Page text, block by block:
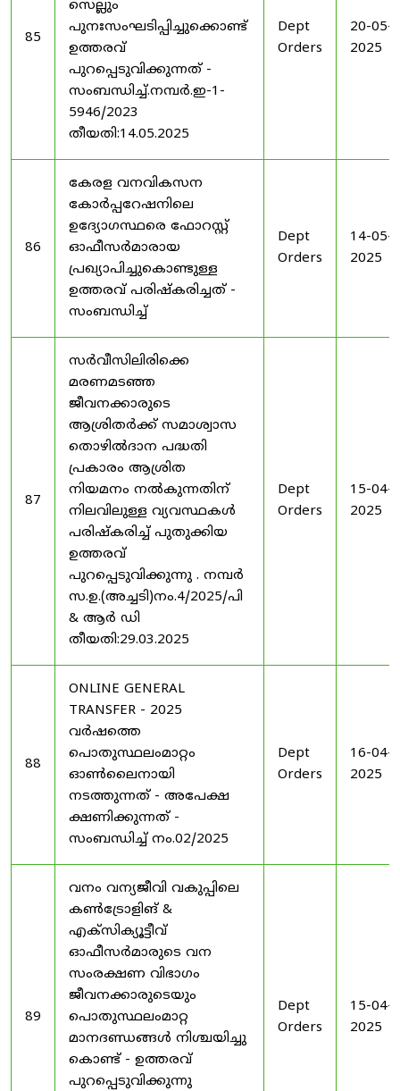
85
സെല്ലും
പുനഃസംഘടിപ്പിച്ചുക്കൊണ്ട്
ഉത്തരവ്
പുറപ്പെടുവിക്കുന്നത് -
സംബന്ധിച്ച്.നമ്പർ.ഇ-1-
5946/2023
തീയതി:14.05.2025
Dept
Orders
20-05-
2025
86
കേരള വനവികസന
കോർപ്പറേഷനിലെ
ഉദ്യോഗസ്ഥരെ ഫോറസ്റ്റ്
ഓഫീസർമാരായ
പ്രഖ്യാപിച്ചുകൊണ്ടുള്ള
ഉത്തരവ് പരിഷ്കരിച്ചത് -
സംബന്ധിച്ച്
Dept
Orders
14-05-
2025
87
സർവീസിലിരിക്കെ
മരണമടഞ്ഞ
ജീവനക്കാരുടെ
ആശ്രിതർക്ക് സമാശ്വാസ
തൊഴിൽദാന പദ്ധതി
പ്രകാരം ആശ്രിത
നിയമനം നൽകുന്നതിന്
നിലവിലുള്ള വ്യവസ്ഥകൾ
പരിഷ്കരിച്ച് പുതുക്കിയ
ഉത്തരവ്
പുറപ്പെടുവിക്കുന്നു . നമ്പർ
സ.ഉ.(അച്ചടി)നം.4/2025/പി
& ആർ ഡി
തീയതി:29.03.2025
Dept
Orders
15-04-
2025
88
ONLINE GENERAL
TRANSFER - 2025
വർഷത്തെ
പൊതുസ്ഥലംമാറ്റം
ഓൺലൈനായി
നടത്തുന്നത് - അപേക്ഷ
ക്ഷണിക്കുന്നത് -
സംബന്ധിച്ച് നം.02/2025
Dept
Orders
16-04-
2025
89
വനം വന്യജീവി വകുപ്പിലെ
കൺട്രോളിങ്‌ &
എക്സിക്യൂട്ടീവ്
ഓഫീസർമാരുടെ വന
സംരക്ഷണ വിഭാഗം
ജീവനക്കാരുടെയും
പൊതുസ്ഥലംമാറ്റ
മാനദണ്ഡങ്ങൾ നിശ്ചയിച്ചു
കൊണ്ട് - ഉത്തരവ്
പുറപ്പെടുവിക്കുന്നു
Dept
Orders
15-04-
2025